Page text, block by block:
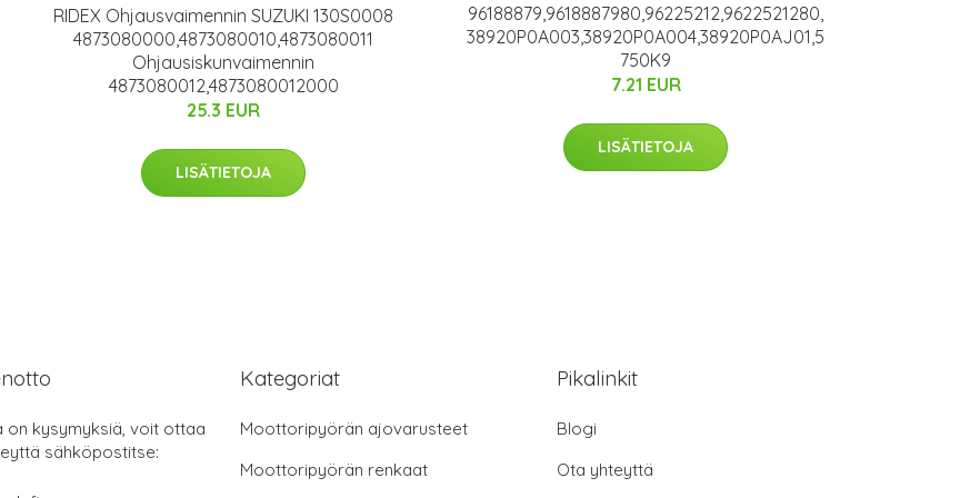
RIDEX Ohjausvaimennin SUZUKI 130S0008
4873080000,4873080010,4873080011
Ohjausiskunvaimennin
4873080012,4873080012000
25.3 EUR
LISÄTIETOJA
96188879,9618887980,96225212,9622521280,
38920P0A003,38920P0A004,38920P0AJ01,5
750K9
7.21 EUR
LISÄTIETOJA
on kysymyksiä, voit ottaa
sähköpostitse:
Kategoriat
Moottoripyörän ajovarusteet
Moottoripyörän renkaat
Pikalinkit
Blogi
Ota yhteyttä